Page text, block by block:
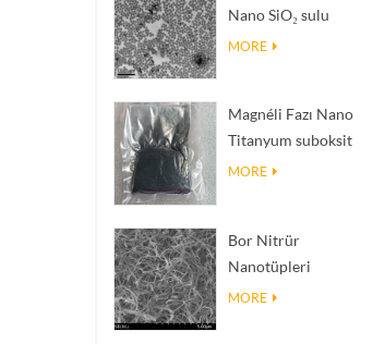
Nano SiO₂ sulu
dispersiyon/kolloid
MORE
Magnéli Fazı Nano
Titanyum suboksit
Ti₄O₇ Tozu
MORE
Bor Nitrür
Nanotüpleri
(BNNT'ler): Yüksek
MORE